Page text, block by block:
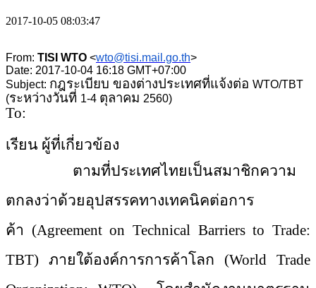
2017-10-05 08:03:47
From: TISI WTO <wto@tisi.mail.go.th>
Date: 2017-10-04 16:18 GMT+07:00
Subject: กฎระเบียบ ของต่างประเทศที่แจ้งต่อ WTO/TBT
(ระหว่างวันที่ 1-4 ตุลาคม 2560)
To:
เรียน ผู้ที่เกี่ยวข้อง
ตามที่ประเทศไทยเป็นสมาชิกความ
ตกลงว่าด้วยอุปสรรคทางเทคนิคต่อการ
ค้า (Agreement on Technical Barriers to Trade:
TBT) ภายใต้องค์การการค้าโลก (World Trade